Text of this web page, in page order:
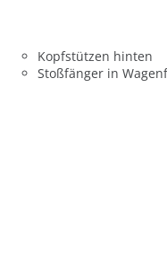
Kopfstützen hinten
Stoßfänger in